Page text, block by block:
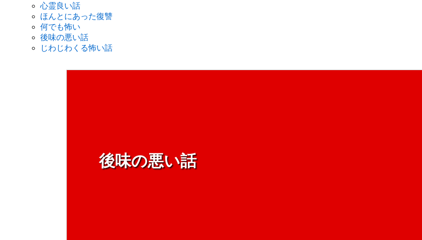
心霊良い話
ほんとにあった復讐
何でも怖い
後味の悪い話
じわじわくる怖い話
後味の悪い話